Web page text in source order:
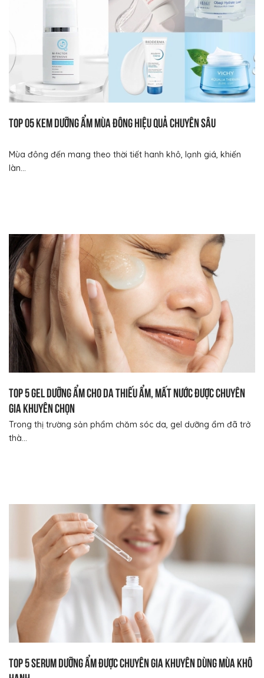
Top 05 kem dưỡng ẩm mùa đông hiệu quả chuyên sâu
Mùa đông đến mang theo thời tiết hanh khô, lạnh giá, khiến
làn...
Top 5 gel dưỡng ẩm cho da thiếu ẩm, mất nước được chuyên
gia khuyên chọn
Trong thị trường sản phẩm chăm sóc da, gel dưỡng ẩm đã trở
thà...
Top 5 serum dưỡng ẩm được chuyên gia khuyên dùng mùa khô